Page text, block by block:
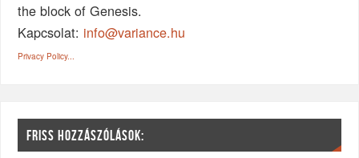
the block of Genesis.
Kapcsolat: info@variance.hu
Privacy Policy...
FRISS HOZZÁSZÓLÁSOK: